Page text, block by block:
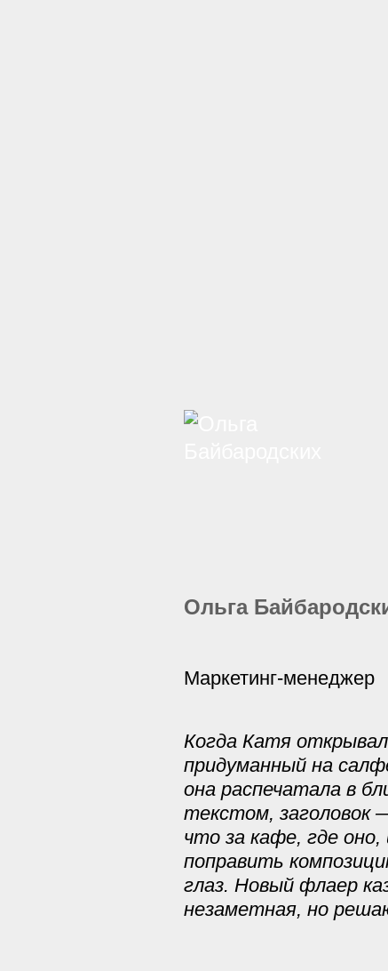
Ольга
Маркетинг-менеджер
Когда Катя
придуманный на
она распечатала в
текстом, заголовок
что за кафе, где
поправить
глаз. Новый флаер
незаметная, но